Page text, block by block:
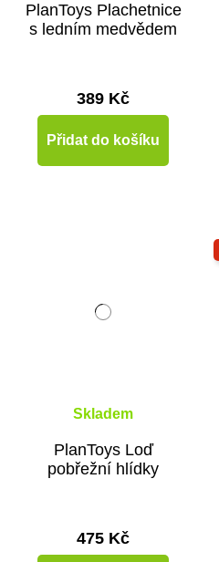
PlanToys Plachetnice
s ledním medvědem
389 Kč
Přidat do košíku
Skladem
PlanToys Loď
pobřežní hlídky
475 Kč